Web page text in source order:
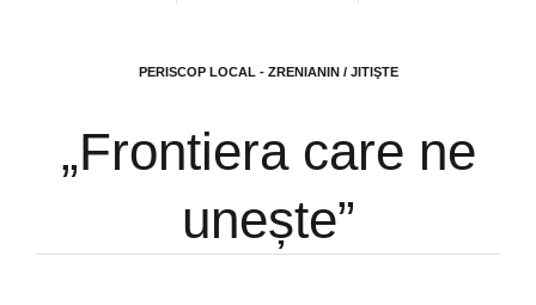
PERISCOP LOCAL - ZRENIANIN / JITIŞTE
„Frontiera care ne
unește”